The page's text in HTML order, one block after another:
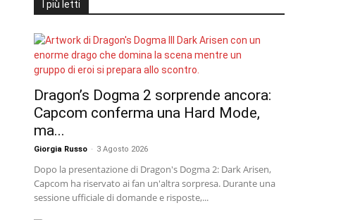
I più letti
Dragon’s Dogma 2 sorprende ancora:
Capcom conferma una Hard Mode,
ma...
Giorgia Russo - 3 Agosto 2026
Dopo la presentazione di Dragon's Dogma 2: Dark Arisen,
Capcom ha riservato ai fan un'altra sorpresa. Durante una
sessione ufficiale di domande e risposte,...